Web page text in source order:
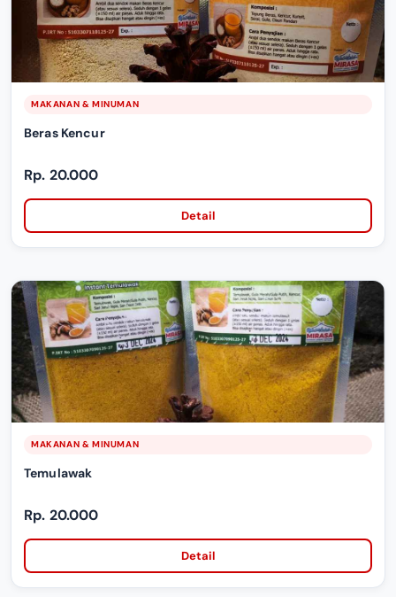
MAKANAN & MINUMAN
Beras Kencur
Rp. 20.000
Detail
MAKANAN & MINUMAN
Temulawak
Rp. 20.000
Detail